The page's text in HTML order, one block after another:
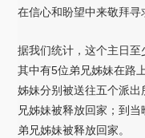
在信心和盼望中来敬拜寻
据我们统计，这个主日至
其中有5位弟兄姊妹在路
姊妹分别被送往五个派
兄姊妹被释放回家；到
弟兄姊妹被释放回家。